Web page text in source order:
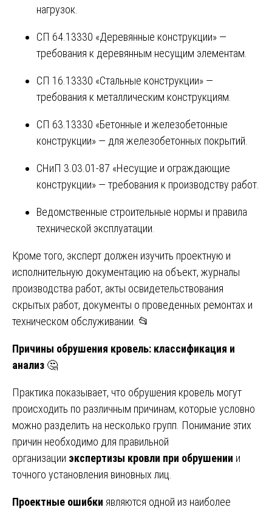
нагрузок.
СП 64.13330 «Деревянные конструкции» —
требования к деревянным несущим элементам.
СП 16.13330 «Стальные конструкции» —
требования к металлическим конструкциям.
СП 63.13330 «Бетонные и железобетонные
конструкции» — для железобетонных покрытий.
СНиП 3.03.01-87 «Несущие и ограждающие
конструкции» — требования к производству работ.
Ведомственные строительные нормы и правила
технической эксплуатации.
Кроме того, эксперт должен изучить проектную и
исполнительную документацию на объект, журналы
производства работ, акты освидетельствования
скрытых работ, документы о проведенных ремонтах и
техническом обслуживании. 📂
Причины обрушения кровель: классификация и
анализ 🤔
Практика показывает, что обрушения кровель могут
происходить по различным причинам, которые условно
можно разделить на несколько групп. Понимание этих
причин необходимо для правильной
организации экспертизы кровли при обрушении и
точного установления виновных лиц.
Проектные ошибки являются одной из наиболее